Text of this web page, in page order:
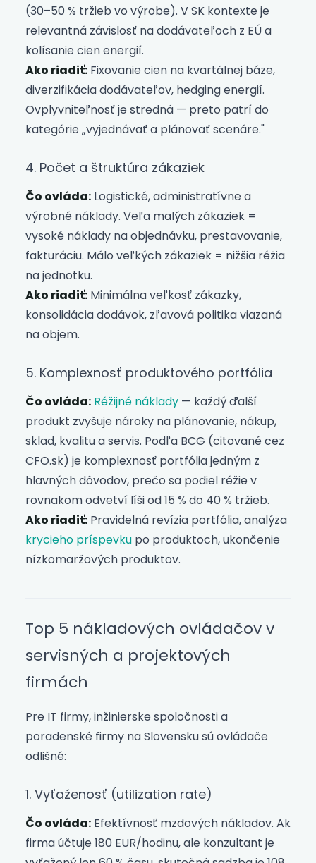
(30–50 % tržieb vo výrobe). V SK kontexte je
relevantná závislosť na dodávateľoch z EÚ a
kolísanie cien energií.
Ako riadiť: Fixovanie cien na kvartálnej báze,
diverzifikácia dodávateľov, hedging energií.
Ovplyvniteľnosť je stredná — preto patrí do
kategórie „vyjednávať a plánovať scenáre."
4. Počet a štruktúra zákaziek
Čo ovláda: Logistické, administratívne a
výrobné náklady. Veľa malých zákaziek =
vysoké náklady na objednávku, prestavovanie,
fakturáciu. Málo veľkých zákaziek = nižšia réžia
na jednotku.
Ako riadiť: Minimálna veľkosť zákazky,
konsolidácia dodávok, zľavová politika viazaná
na objem.
5. Komplexnosť produktového portfólia
Čo ovláda: Réžijné náklady — každý ďalší
produkt zvyšuje nároky na plánovanie, nákup,
sklad, kvalitu a servis. Podľa BCG (citované cez
CFO.sk) je komplexnosť portfólia jedným z
hlavných dôvodov, prečo sa podiel réžie v
rovnakom odvetví líši od 15 % do 40 % tržieb.
Ako riadiť: Pravidelná revízia portfólia, analýza
krycieho príspevku po produktoch, ukončenie
nízkomaržových produktov.
Top 5 nákladových ovládačov v
servisných a projektových
firmách
Pre IT firmy, inžinierske spoločnosti a
poradenské firmy na Slovensku sú ovládače
odlišné:
1. Vyťaženosť (utilization rate)
Čo ovláda: Efektívnosť mzdových nákladov. Ak
firma účtuje 180 EUR/hodinu, ale konzultant je